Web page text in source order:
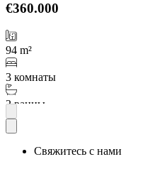
€360.000
94 m²
3 комнаты
2 ванны
Подробнее
Свяжитесь с нами